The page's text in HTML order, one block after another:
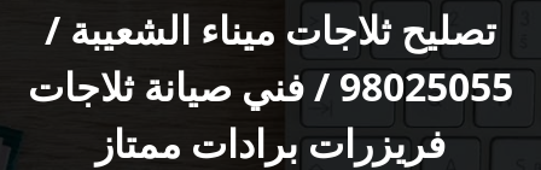
تصليح ثلاجات ميناء الشعيبة /
98025055 / فني صيانة ثلاجات
فريزرات برادات ممتاز